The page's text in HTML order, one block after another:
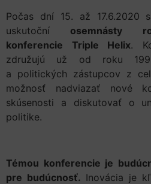
Počas dní 15. až 17.6.2020
uskutoční osemnásty
konferencie Triple Helix.
združujú už od roku
a politických zástupcov z
možnosť nadviazať nové
skúsenosti a diskutovať o
politike.
Témou konferencie je
pre budúcnosť. Inovácia je